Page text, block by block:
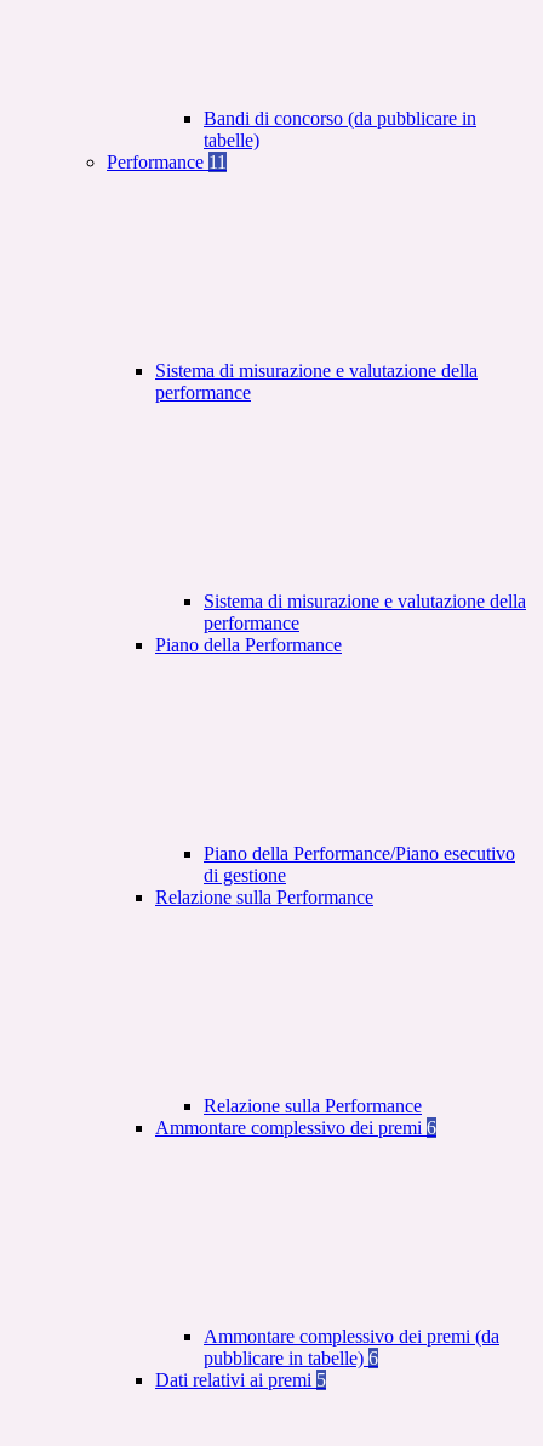
Bandi di concorso (da pubblicare in
tabelle)
Performance 11
Sistema di misurazione e valutazione della
performance
Sistema di misurazione e valutazione della
performance
Piano della Performance
Piano della Performance/Piano esecutivo
di gestione
Relazione sulla Performance
Relazione sulla Performance
Ammontare complessivo dei premi 6
Ammontare complessivo dei premi (da
pubblicare in tabelle) 6
Dati relativi ai premi 5